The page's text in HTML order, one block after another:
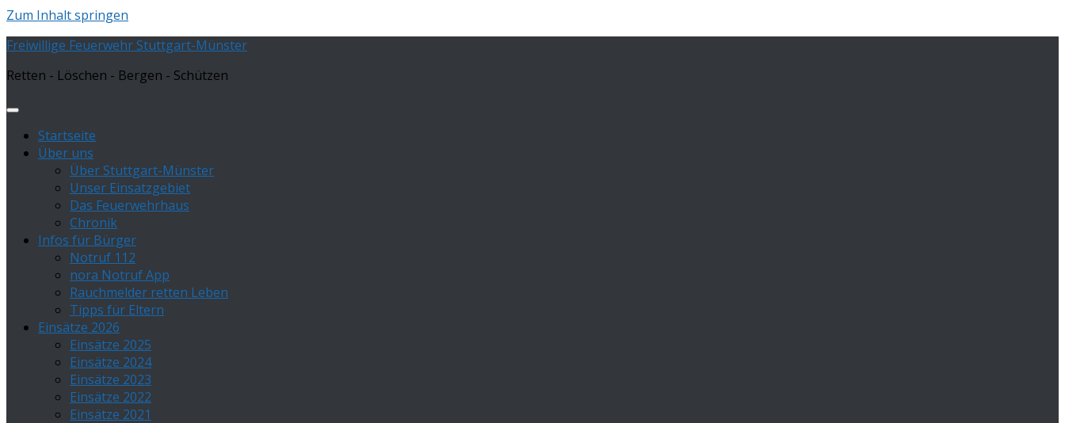
Zum Inhalt springen
Freiwillige Feuerwehr Stuttgart-Münster
Retten - Löschen - Bergen - Schützen
Startseite
Über uns
Über Stuttgart-Münster
Unser Einsatzgebiet
Das Feuerwehrhaus
Chronik
Infos für Bürger
Notruf 112
nora Notruf App
Rauchmelder retten Leben
Tipps für Eltern
Einsätze 2026
Einsätze 2025
Einsätze 2024
Einsätze 2023
Einsätze 2022
Einsätze 2021